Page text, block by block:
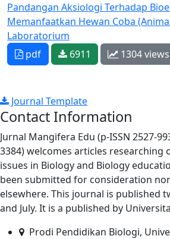
Pandangan Aksiologi Terhadap
Memanfaatkan Hewan Coba
Laboratorium
pdf
6911 1304 views
Journal Template
Contact Information
Jurnal Mangifera Edu (p-ISSN 2527-
3384) welcomes articles researching
issues in Biology and Biology
been submitted for consideration
elsewhere. This journal is published
and July. It is a published by
Prodi Pendidikan Biologi,